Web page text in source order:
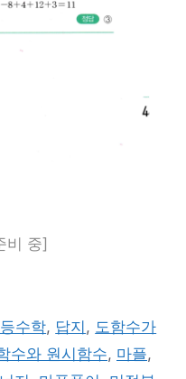
비 중]
수학, 답지 , 도함수가
수와 원시함수, 마플,